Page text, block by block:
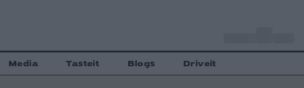
Media Tasteit Blogs Driveit